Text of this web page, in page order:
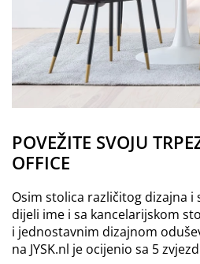
POVEŽITE SVOJU
OFFICE
Osim stolica različitog dizajna i
dijeli ime i sa kancelarijskom
i jednostavnim dizajnom
na JYSK.nl je ocijenio sa 5